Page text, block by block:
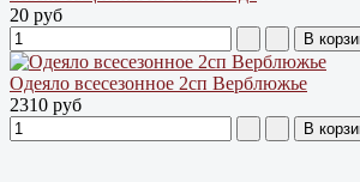
20 руб
Одеяло всесезонное 2сп Верблюжье
2310 руб